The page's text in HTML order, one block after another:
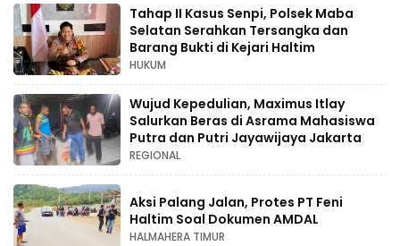
Tahap II Kasus Senpi, Polsek Maba
Selatan Serahkan Tersangka dan
Barang Bukti di Kejari Haltim
HUKUM
Wujud Kepedulian, Maximus Itlay
Salurkan Beras di Asrama Mahasiswa
Putra dan Putri Jayawijaya Jakarta
REGIONAL
Aksi Palang Jalan, Protes PT Feni
Haltim Soal Dokumen AMDAL
HALMAHERA TIMUR